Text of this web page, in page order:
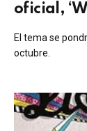
oficial,
El tema se
octubre.